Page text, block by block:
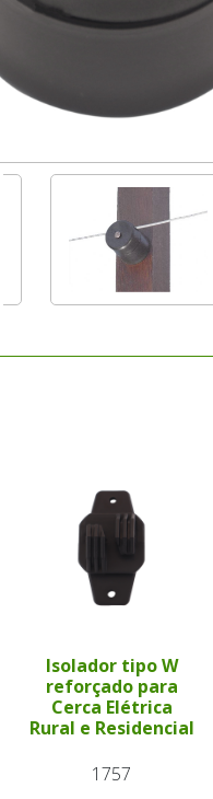
Isolador tipo W
reforçado para
Cerca Elétrica
Rural e Residencial
1757